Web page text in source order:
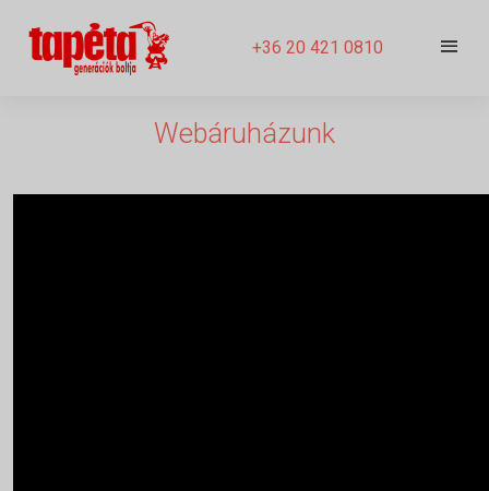
+36 20 421 0810
Webáruházunk